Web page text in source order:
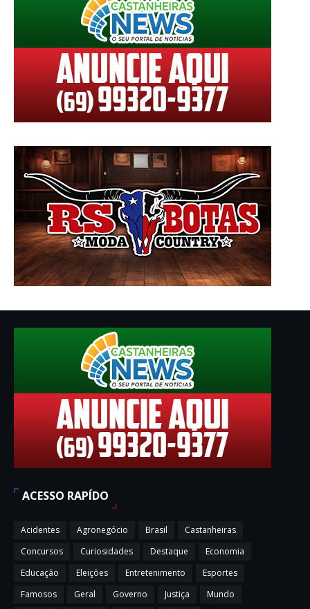
ACESSO RAPÍDO
Acidentes Agronegócio Brasil
Castanheiras
Concursos
Curiosidades Destaque
Economia
Educação
Eleições Entretenimento
Esportes
Famosos
Geral Governo Justiça
Mundo